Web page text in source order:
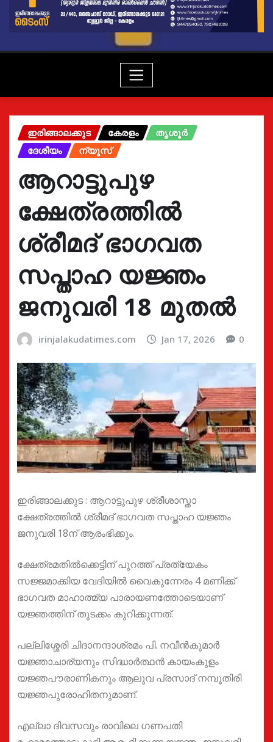
ഇരിങ്ങാലക്കുട കേരളം
തൃശൂർ
ദേശീയം
ന്യൂസ്
ആറാട്ടുപുഴ
ക്ഷേത്രത്തിൽ
ശ്രീമദ് ഭാഗവത
സപ്താഹ യജ്ഞം
ജനുവരി 18 മുതൽ
irinjalakudatimes.com Jan 17, 2026 0
ഇരിങ്ങാലക്കുട : ആറാട്ടുപുഴ ശ്രീശാസ്താ
ക്ഷേത്രത്തിൽ ശ്രീമദ് ഭാഗവത സപ്താഹ യജ്ഞം
ജനുവരി 18ന് ആരംഭിക്കും.
ക്ഷേത്രമതിൽക്കെട്ടിന് പുറത്ത് പ്രത്യേകം
സജ്ജമാക്കിയ വേദിയിൽ വൈകുന്നേരം 4 മണിക്ക്
ഭാഗവത മാഹാത്മ്യ പാരായണത്തോടെയാണ്
യജ്ഞത്തിന് തുടക്കം കുറിക്കുന്നത്.
പല്ലിശ്ശേരി ചിദാനന്ദാശ്രമം പി. നവീൻകുമാർ
യജ്ഞാചാര്യനും സിദ്ധാർത്ഥൻ കായംകുളം
യജ്ഞപൗരാണികനും ആലുവ പ്രസാദ് നമ്പൂതിരി
യജ്ഞപുരോഹിതനുമാണ്.
എല്ലാ ദിവസവും രാവിലെ ഗണപതി